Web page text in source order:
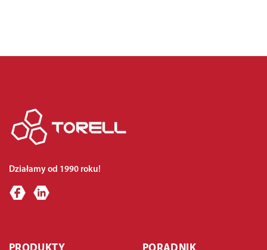
Działamy od 1990 roku!